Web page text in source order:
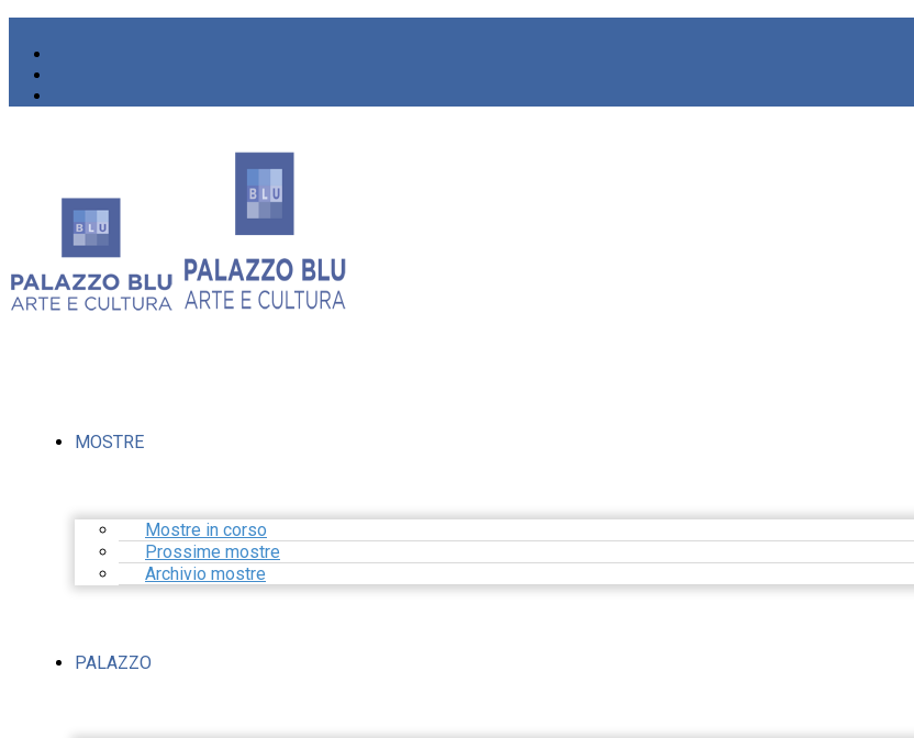
MOSTRE
Mostre in corso
Prossime mostre
Archivio mostre
PALAZZO